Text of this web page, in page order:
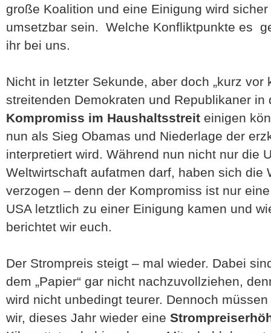
große Koalition und eine Einigung wird
umsetzbar sein. Welche Konfliktpunkte es
ihr bei uns.
Nicht in letzter Sekunde, aber doch „kurz vor
streitenden Demokraten und Republikaner in
Kompromiss im Haushaltsstreit einigen
nun als Sieg Obamas und Niederlage der
interpretiert wird. Während nun nicht nur die
Weltwirtschaft aufatmen darf, haben sich die
verzogen – denn der Kompromiss ist nur
USA letztlich zu einer Einigung kamen und
berichtet wir euch.
Der Strompreis steigt – mal wieder. Dabei
dem „Papier“ gar nicht nachzuvollziehen,
wird nicht unbedingt teurer. Dennoch
wir, dieses Jahr wieder eine